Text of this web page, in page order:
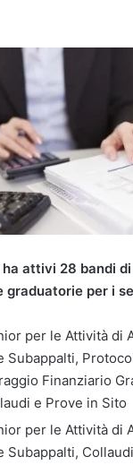
attivi 28 bandi
per i
per le Attività di
Subappalti,
Finanziario
e Prove in Sito
per le Attività di
Subappalti,